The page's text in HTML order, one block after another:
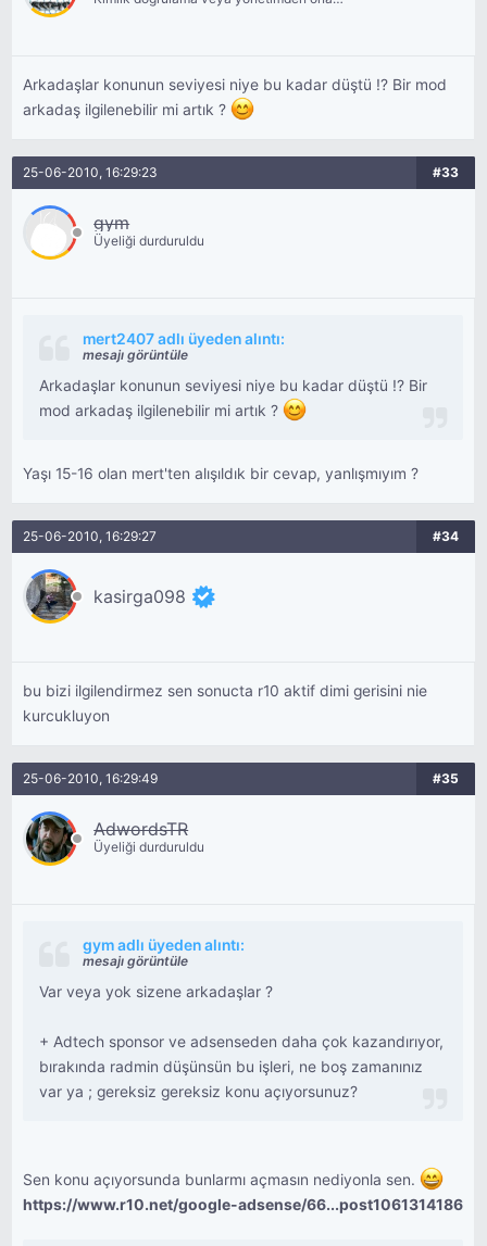
Arkadaşlar konunun seviyesi niye bu kadar düştü !? Bir mod
arkadaş ilgilenebilir mi artık ?
25-06-2010, 16:29:23 #33
gym
Üyeliği durduruldu
mert2407 adlı üyeden alıntı:
mesajı görüntüle
Arkadaşlar konunun seviyesi niye bu kadar düştü !? Bir
mod arkadaş ilgilenebilir mi artık ?
Yaşı 15-16 olan mert'ten alışıldık bir cevap, yanlışmıyım ?
25-06-2010, 16:29:27 #34
kasirga098
bu bizi ilgilendirmez sen sonucta r10 aktif dimi gerisini nie
kurcukluyon
25-06-2010, 16:29:49 #35
AdwordsTR
Üyeliği durduruldu
gym adlı üyeden alıntı:
mesajı görüntüle
Var veya yok sizene arkadaşlar ?
+ Adtech sponsor ve adsenseden daha çok kazandırıyor,
bırakında radmin düşünsün bu işleri, ne boş zamanınız
var ya ; gereksiz gereksiz konu açıyorsunuz?
Sen konu açıyorsunda bunlarmı açmasın nediyonla sen.
https://www.r10.net/google-adsense/66...post1061314186